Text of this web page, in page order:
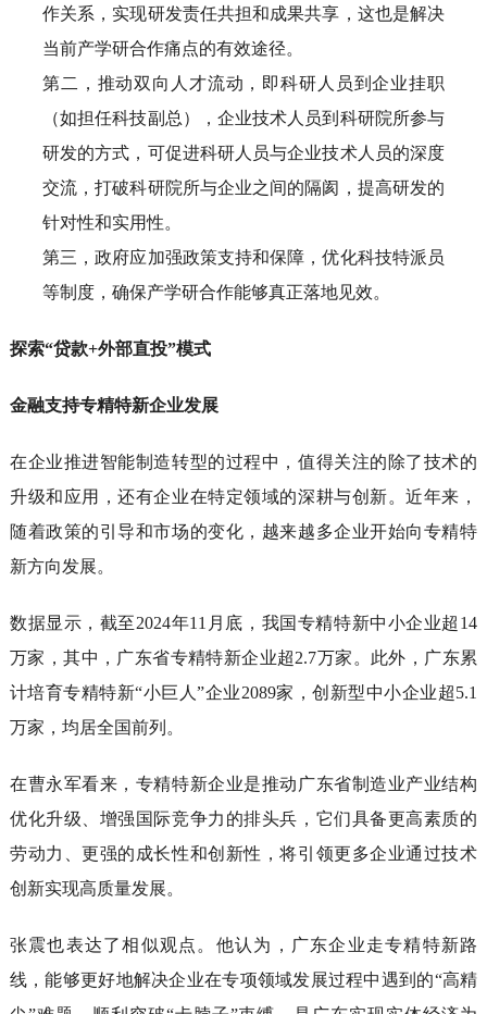
作关系，实现研发责任共担和成果共享，这也是解决
当前产学研合作痛点的有效途径。
第二，推动双向人才流动，即科研人员到企业挂职
（如担任科技副总），企业技术人员到科研院所参与
研发的方式，可促进科研人员与企业技术人员的深度
交流，打破科研院所与企业之间的隔阂，提高研发的
针对性和实用性。
第三，政府应加强政策支持和保障，优化科技特派员
等制度，确保产学研合作能够真正落地见效。
探索“贷款+外部直投”模式
金融支持专精特新企业发展
在企业推进智能制造转型的过程中，值得关注的除了技术的
升级和应用，还有企业在特定领域的深耕与创新。近年来，
随着政策的引导和市场的变化，越来越多企业开始向专精特
新方向发展。
数据显示，截至2024年11月底，我国专精特新中小企业超14
万家，其中，广东省专精特新企业超2.7万家。此外，广东累
计培育专精特新“小巨人”企业2089家，创新型中小企业超5.1
万家，均居全国前列。
在曹永军看来，专精特新企业是推动广东省制造业产业结构
优化升级、增强国际竞争力的排头兵，它们具备更高素质的
劳动力、更强的成长性和创新性，将引领更多企业通过技术
创新实现高质量发展。
张震也表达了相似观点。他认为，广东企业走专精特新路
线，能够更好地解决企业在专项领域发展过程中遇到的“高精